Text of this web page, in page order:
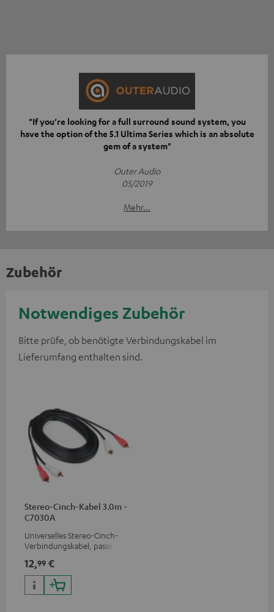
"If you’re looking for a full surround sound system, you
have the option of the 5.1 Ultima Series which is an absolute
gem of a system"
Outer Audio
05/2019
Mehr...
Zubehör
Notwendiges Zubehör
Bitte prüfe, ob benötigte Verbindungskabel im
Lieferumfang enthalten sind.
Stereo-Cinch-Kabel 3.0m -
C7030A
Universelles Stereo-Cinch-
Verbindungskabel, passend
Buchsen
12,99 €